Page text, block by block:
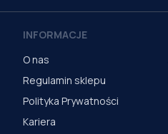
INFORMACJE
O nas
Regulamin sklepu
Polityka Prywatności
Kariera